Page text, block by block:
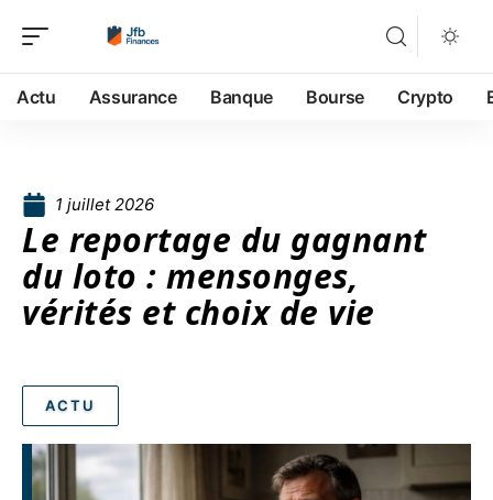
Actu Assurance Banque Bourse Crypto
1 juillet 2026
Le reportage du gagnant
du loto : mensonges,
vérités et choix de vie
ACTU